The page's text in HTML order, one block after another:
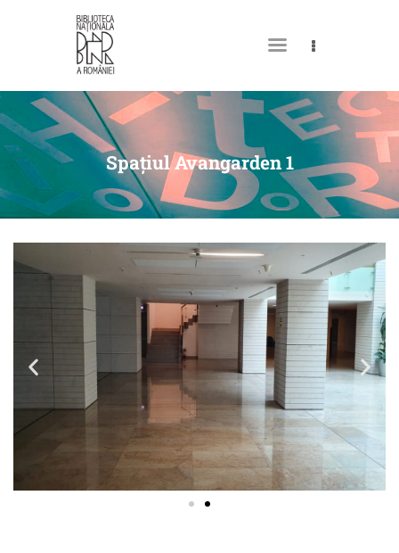
Spațiul Avangarden 1
DESPRE NOI
PERMISUL MEU DE
BIBLIOTECĂ
CATALOAGE ȘI COLECȚII
BIBLIOTECA DIGITALĂ
EVENIMENTE
CULTURALE
SPAȚII
NOUTĂȚI